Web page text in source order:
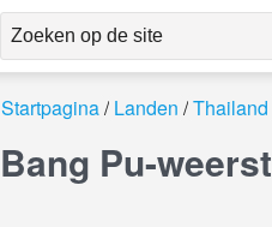
Startpagina Landen Thailand
Bang Pu-